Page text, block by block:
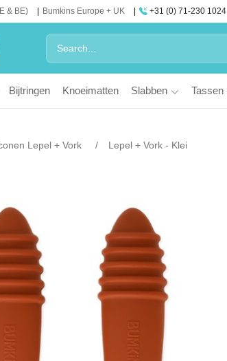
& BE) Bumkins Europe + UK +31 (0) 71-230 1024
Bijtringen Knoeimatten Slabben Tassen
Lepel + Vork Lepel + Vork - Klei